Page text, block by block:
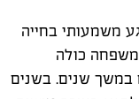
משמעותי בחייה
כולה
במשך שנים. בשנים